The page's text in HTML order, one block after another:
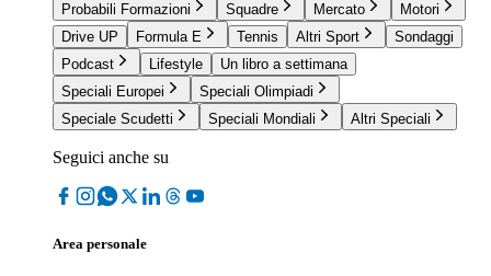
Probabili Formazioni
Squadre Mercato
Motori
Drive UP
Formula E Tennis Altri Sport
Sondaggi
Podcast
Lifestyle
Un libro a settimana
Speciali Europei
Speciali Olimpiadi
Speciale Scudetti
Speciali Mondiali Altri Speciali
Seguici anche su
Area personale